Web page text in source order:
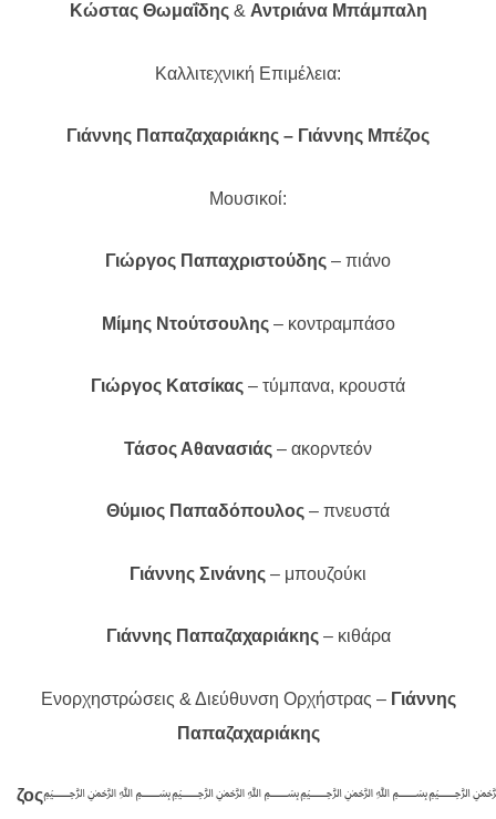
Κώστας Θωμαΐδης& Αντριάνα Μπάμπαλη
Καλλιτεχνική Επιμέλεια:
Γιάννης Παπαζαχαριάκης – Γιάννης Μπέζος
Μουσικοί:
Γιώργος Παπαχριστούδης – πιάνο
Μίμης Ντούτσουλης – κοντραμπάσο
Γιώργος Κατσίκας – τύμπανα, κρουστά
Τάσος Αθανασιάς – ακορντεόν
Θύμιος Παπαδόπουλος – πνευστά
Γιάννης Σινάνης – μπουζούκι
Γιάννης Παπαζαχαριάκης – κιθάρα
Ενορχηστρώσεις & Διεύθυνση Ορχήστρας – Γιάννης
Παπαζαχαριάκης
ζος